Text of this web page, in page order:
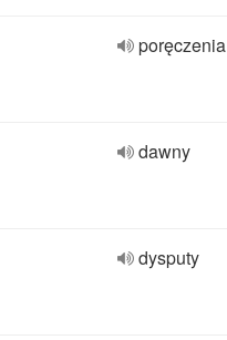
poręczenia
dawny
dysputy